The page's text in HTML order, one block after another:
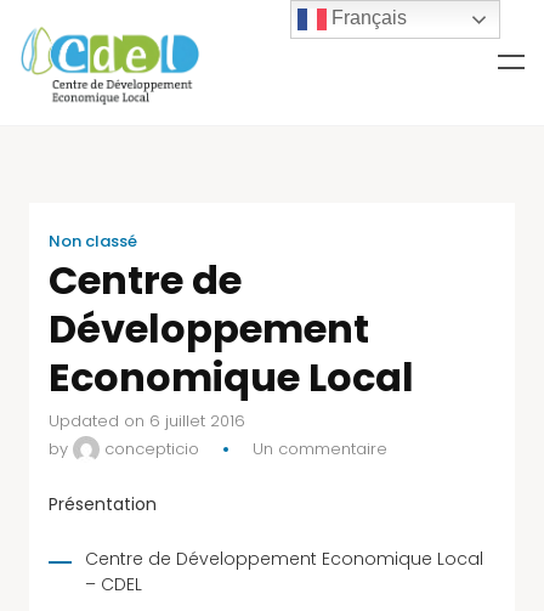
Non classé
Centre de
Développement
Economique Local
Updated on 6 juillet 2016
by
concepticio Un commentaire
Présentation
Centre de Développement Economique Local
– CDEL
Français